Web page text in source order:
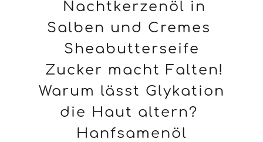
Nachtkerzenöl in
Salben und Cremes
Sheabutterseife
Zucker macht Falten!
Warum lässt Glykation
die Haut altern?
Hanfsamenöl